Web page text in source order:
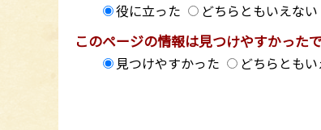
役に立った どちらともいえない
このページの情報は見つけやすかった
見つけやすかった どちらとも